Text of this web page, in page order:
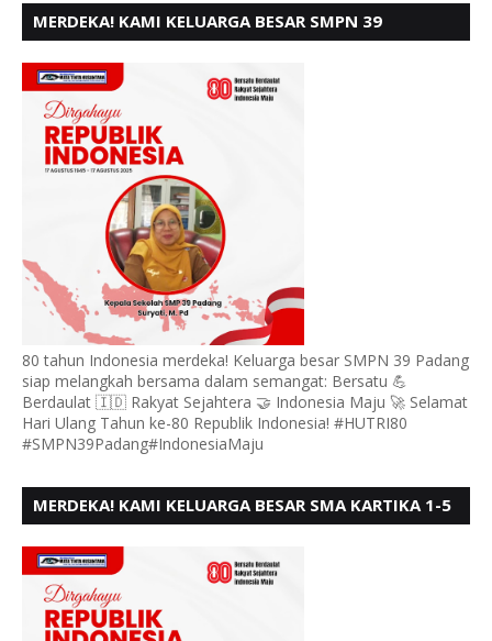
MERDEKA! KAMI KELUARGA BESAR SMPN 39
80 tahun Indonesia merdeka! Keluarga besar SMPN 39 Padang
siap melangkah bersama dalam semangat: Bersatu 💪
Berdaulat 🇮🇩 Rakyat Sejahtera 🤝 Indonesia Maju 🚀 Selamat
Hari Ulang Tahun ke-80 Republik Indonesia! #HUTRI80
#SMPN39Padang#IndonesiaMaju
MERDEKA! KAMI KELUARGA BESAR SMA KARTIKA 1-5
BERSATU BERD